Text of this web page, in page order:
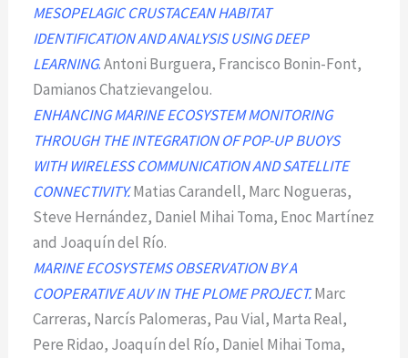
MESOPELAGIC CRUSTACEAN HABITAT
IDENTIFICATION AND ANALYSIS USING DEEP
LEARNING.Antoni Burguera, Francisco Bonin-Font,
Damianos Chatzievangelou.
ENHANCING MARINE ECOSYSTEM MONITORING
THROUGH THE INTEGRATION OF POP-UP BUOYS
WITH WIRELESS COMMUNICATION AND SATELLITE
CONNECTIVITY.Matias Carandell, Marc Nogueras,
Steve Hernández, Daniel Mihai Toma, Enoc Martínez
and Joaquín del Río.
MARINE ECOSYSTEMS OBSERVATION BY A
COOPERATIVE AUV IN THE PLOME PROJECT.Marc
Carreras, Narcís Palomeras, Pau Vial, Marta Real,
Pere Ridao, Joaquín del Río, Daniel Mihai Toma,